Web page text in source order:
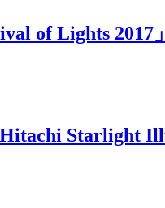
of Lights 2017」
Starlight